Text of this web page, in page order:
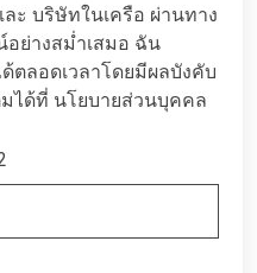
ะ บริษัทในเครือ ผ่านทาง
อย่างสม่ำเสมอ ฉัน
ตลอดเวลาโดยมีผลบังคับ
ได้ที่ นโยบายส่วนบุคคล